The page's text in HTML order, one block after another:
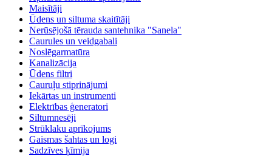
Maisītāji
Ūdens un siltuma skaitītāji
Nerūsējošā tērauda santehnika "Sanela"
Caurules un veidgabali
Noslēgarmatūra
Kanalizācija
Ūdens filtri
Cauruļu stiprinājumi
Iekārtas un instrumenti
Elektrības ģeneratori
Siltumnesēji
Strūklaku aprīkojums
Gaismas šahtas un logi
Sadzīves ķīmija